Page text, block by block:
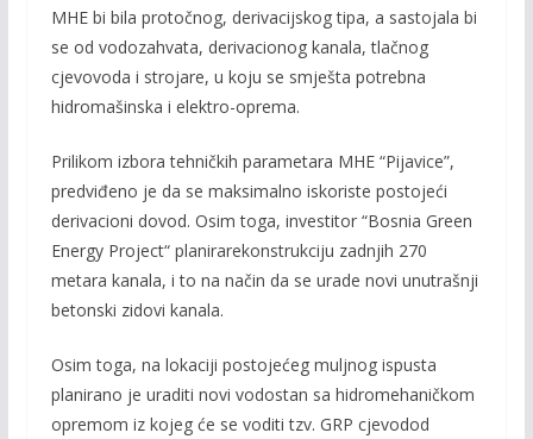
MHE bi bila protočnog, derivacijskog tipa, a sastojala bi
se od vodozahvata, derivacionog kanala, tlačnog
cjevovoda i strojare, u koju se smješta potrebna
hidromašinska i elektro-oprema.
Prilikom izbora tehničkih parametara MHE “Pijavice”,
predviđeno je da se maksimalno iskoriste postojeći
derivacioni dovod. Osim toga, investitor “Bosnia Green
Energy Project“ planirarekonstrukciju zadnjih 270
metara kanala, i to na način da se urade novi unutrašnji
betonski zidovi kanala.
Osim toga, na lokaciji postojećeg muljnog ispusta
planirano je uraditi novi vodostan sa hidromehaničkom
opremom iz kojeg će se voditi tzv. GRP cjevodod